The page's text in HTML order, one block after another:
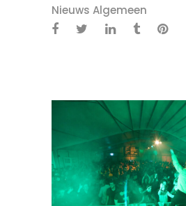
Nieuws Algemeen